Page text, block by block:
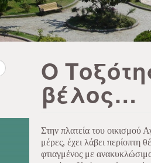
Ο
βέλος…
Στην πλατεία του οικισμού
μέρες, έχει λάβει περίοπτη
φτιαγμένος με